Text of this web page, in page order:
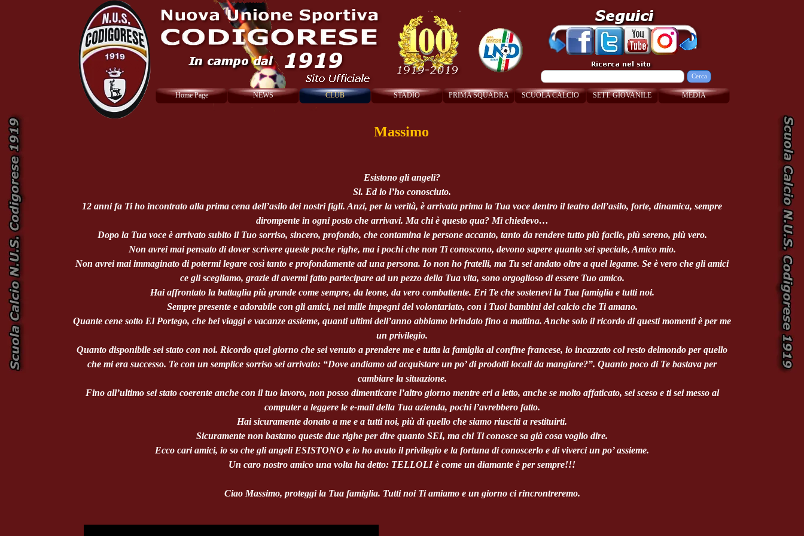
Cerca
Home Page NEWS CLUB STADIO PRIMA SQUADRA SCUOLA CALCIO SETT. GIOVANILE MEDIA
Massimo
Esistono gli angeli?
Si. Ed io l’ho conosciuto.
12 anni fa Ti ho incontrato alla prima cena dell’asilo dei nostri figli. Anzi, per la verità, è arrivata prima la Tua voce dentro il teatro dell’asilo, forte, dinamica, sempre
dirompente in ogni posto che arrivavi. Ma chi è questo qua? Mi chiedevo…
Dopo la Tua voce è arrivato subito il Tuo sorriso, sincero, profondo, che contamina le persone accanto, tanto da rendere tutto più facile, più sereno, più vero.
Non avrei mai pensato di dover scrivere queste poche righe, ma i pochi che non Ti conoscono, devono sapere quanto sei speciale, Amico mio.
Non avrei mai immaginato di potermi legare così tanto e profondamente ad una persona. Io non ho fratelli, ma Tu sei andato oltre a quel legame. Se è vero che gli amici
ce gli scegliamo, grazie di avermi fatto partecipare ad un pezzo della Tua vita, sono orgoglioso di essere Tuo amico.
Hai affrontato la battaglia più grande come sempre, da leone, da vero combattente. Eri Te che sostenevi la Tua famiglia e tutti noi.
Sempre presente e adorabile con gli amici, nei mille impegni del volontariato, con i Tuoi bambini del calcio che Ti amano.
Quante cene sotto El Portego, che bei viaggi e vacanze assieme, quanti ultimi dell’anno abbiamo brindato fino a mattina. Anche solo il ricordo di questi momenti è per me
un privilegio.
Quanto disponibile sei stato con noi. Ricordo quel giorno che sei venuto a prendere me e tutta la famiglia al confine francese, io incazzato col resto delmondo per quello
che mi era successo. Te con un semplice sorriso sei arrivato: “Dove andiamo ad acquistare un po’ di prodotti locali da mangiare?”. Quanto poco di Te bastava per
cambiare la situazione.
Fino all’ultimo sei stato coerente anche con il tuo lavoro, non posso dimenticare l’altro giorno mentre eri a letto, anche se molto affaticato, sei sceso e ti sei messo al
computer a leggere le e-mail della Tua azienda, pochi l’avrebbero fatto.
Hai sicuramente donato a me e a tutti noi, più di quello che siamo riusciti a restituirti.
Sicuramente non bastano queste due righe per dire quanto SEI, ma chi Ti conosce sa già cosa voglio dire.
Ecco cari amici, io so che gli angeli ESISTONO e io ho avuto il privilegio e la fortuna di conoscerlo e di viverci un po’ assieme.
Un caro nostro amico una volta ha detto: TELLOLI è come un diamante è per sempre!!!
Ciao Massimo, proteggi la Tua famiglia. Tutti noi Ti amiamo e un giorno ci rincrontreremo.